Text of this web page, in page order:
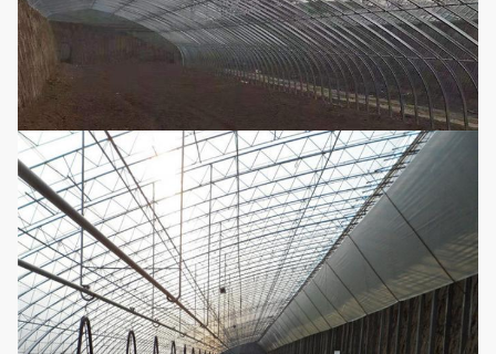
6. Système de contrôle intelligent
(Selon des conditions peut être
adapté aux besoins du client)
Applications
Plante médicinalede fraise, de
pastèque, de concombre, de
tomate, de légume, de fleur et
cultures de rapport